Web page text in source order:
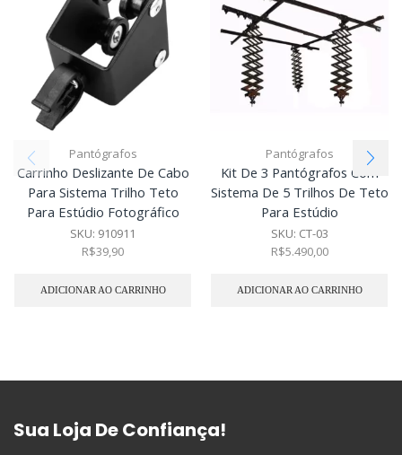
Pantógrafos
Carrinho Deslizante De Cabo
Para Sistema Trilho Teto
Para Estúdio Fotográfico
SKU: 910911
R$39,90
ADICIONAR AO CARRINHO
Pantógrafos
Kit De 3 Pantógrafos Com
Sistema De 5 Trilhos De Teto
Para Estúdio
SKU: CT-03
R$5.490,00
ADICIONAR AO CARRINHO
Sua Loja De Confiança!